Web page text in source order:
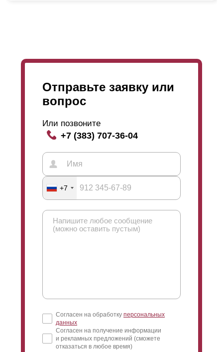
Отправьте заявку или
вопрос
Или позвоните
+7 (383) 707-36-04
+7
Согласен на обработку персональных
данных
Согласен на получение информации
и рекламных предложений (сможете
отказаться в любое время)